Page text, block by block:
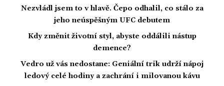
Nezvládl jsem to v hlavě. Čepo odhalil, co stálo za
jeho neúspěšným UFC debutem
Kdy změnit životní styl, abyste oddálili nástup
demence?
Vedro už vás nedostane: Geniální trik udrží nápoj
ledový celé hodiny a zachrání i milovanou kávu